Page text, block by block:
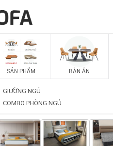
SẢN PHẨM BÀN ĂN
GIƯỜNG NGỦ
COMBO PHÒNG NGỦ